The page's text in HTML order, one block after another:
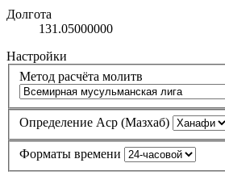
Долгота
131.05000000
Настройки
Метод расчёта молитв
Определение Аср (Мазхаб)
Форматы времени